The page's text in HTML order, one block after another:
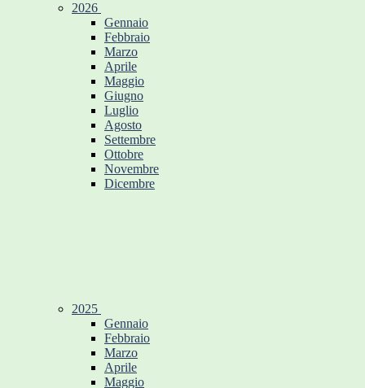
2026
Gennaio
Febbraio
Marzo
Aprile
Maggio
Giugno
Luglio
Agosto
Settembre
Ottobre
Novembre
Dicembre
2025
Gennaio
Febbraio
Marzo
Aprile
Maggio